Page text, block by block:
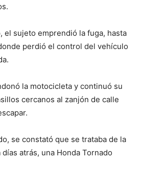
el sujeto emprendió la fuga, hasta
perdió el control del vehículo
la motocicleta y continuó su
cercanos al zanjón de calle
se constató que se trataba de la
atrás, una Honda Tornado